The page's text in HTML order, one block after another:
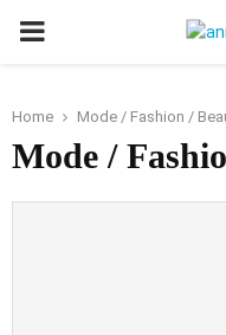
PRIMARY
Home Mode / Fashion /
Mode /